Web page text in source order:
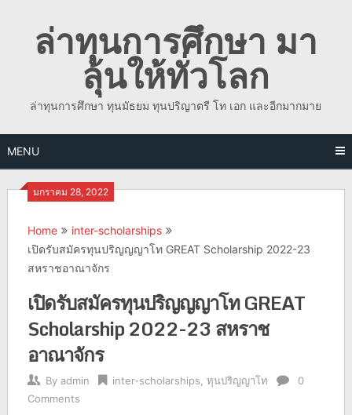
contentล่าทุนการศึกษา มา
ลุ้นให้ทั่วโลก
ล่าทุนการศึกษา ทุนมัธยม ทุนปริญาตรี โท เอก และอีกมากมาย
MENU
มกราคม 28, 2022
Home
inter-scholarships
เปิดรับสมัครทุนปริญญญาโท GREAT Scholarship 2022-23
สหราชอาณาจักร
เปิดรับสมัครทุนปริญญญาโท GREAT
Scholarship 2022-23 สหราช
อาณาจักร
By admin inter-scholarships ทุนปริญญาโท
0
Comments